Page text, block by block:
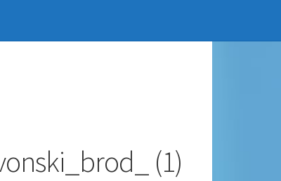
(1)